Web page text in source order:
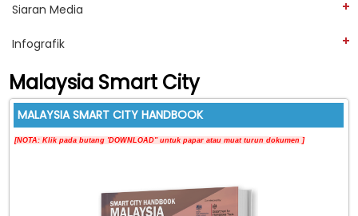
Siaran Media
Infografik
Malaysia Smart City
MALAYSIA SMART CITY HANDBOOK
[NOTA:Klik pada butang 'DOWNLOAD" untuk papar atau muat turun dokumen ]